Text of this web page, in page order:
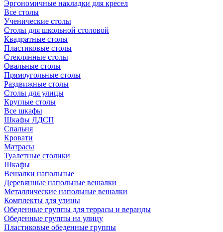
Эргономичные накладки для кресел
Все столы
Ученические столы
Столы для школьной столовой
Квадратные столы
Пластиковые столы
Стеклянные столы
Овальные столы
Прямоугольные столы
Раздвижные столы
Столы для улицы
Круглые столы
Все шкафы
Шкафы ЛДСП
Спальня
Кровати
Матрасы
Туалетные столики
Шкафы
Вешалки напольные
Деревянные напольные вешалки
Металлические напольные вешалки
Комплекты для улицы
Обеденные группы для террасы и веранды
Обеденные группы на улицу
Пластиковые обеденные группы